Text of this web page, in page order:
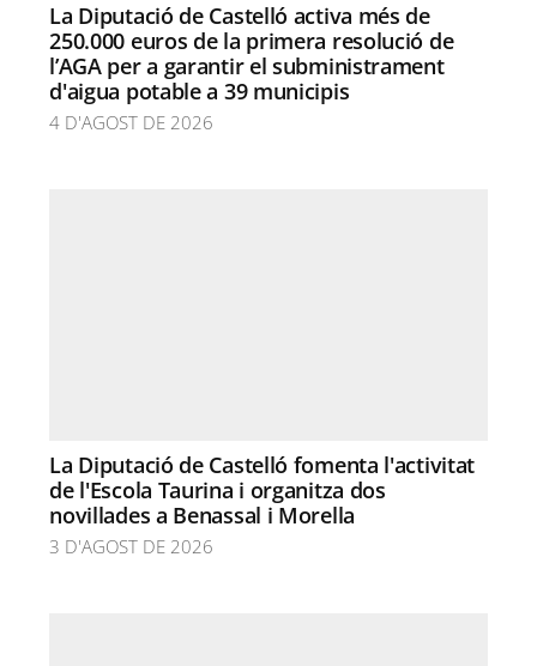
La Diputació de Castelló activa més de
250.000 euros de la primera resolució de
l’AGA per a garantir el subministrament
d'aigua potable a 39 municipis
4 D'AGOST DE 2026
La Diputació de Castelló fomenta l'activitat
de l'Escola Taurina i organitza dos
novillades a Benassal i Morella
3 D'AGOST DE 2026